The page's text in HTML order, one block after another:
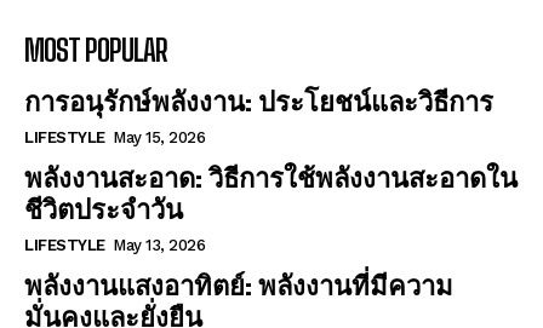
MOST POPULAR
การอนุรักษ์พลังงาน: ประโยชน์และวิธีการ
LIFESTYLE May 15, 2026
พลังงานสะอาด: วิธีการใช้พลังงานสะอาดใน
ชีวิตประจำวัน
LIFESTYLE May 13, 2026
พลังงานแสงอาทิตย์: พลังงานที่มีความ
มั่นคงและยั่งยืน